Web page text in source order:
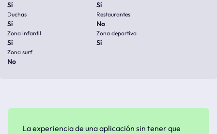
Sí Sí
Duchas
Sí
Restaurantes
No
Zona infantil
Sí
Zona deportiva
Sí
Zona surf
No
La experiencia de una aplicación sin tener que